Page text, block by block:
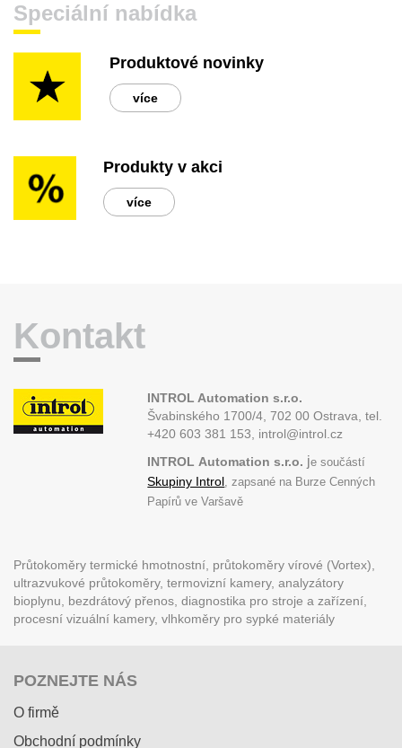
Speciální nabídka
Produktové novinky
více
Produkty v akci
více
Kontakt
INTROL Automation s.r.o.
Švabinského 1700/4, 702 00 Ostrava,tel.
+420 603 381 153, introl@introl.cz
INTROL Automation s.r.o. je součástí
Skupiny Introl , zapsané na Burze Cenných
Papírů ve Varšavě
Průtokoměry termické hmotnostní, průtokoměry vírové (Vortex),
ultrazvukové průtokoměry, termovizní kamery, analyzátory
bioplynu, bezdrátový přenos, diagnostika pro stroje a zařízení,
procesní vizuální kamery, vlhkoměry pro sypké materiály
POZNEJTE NÁS
O firmě
Obchodní podmínky